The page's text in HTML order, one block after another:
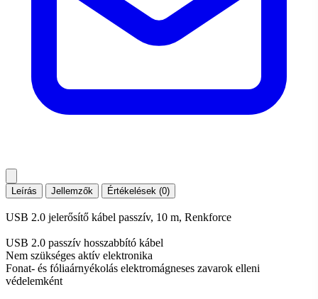
Leírás Jellemzők Értékelések (0)
USB 2.0 jelerősítő kábel passzív, 10 m, Renkforce
USB 2.0 passzív hosszabbító kábel
Nem szükséges aktív elektronika
Fonat- és fóliaárnyékolás elektromágneses zavarok elleni
védelemként